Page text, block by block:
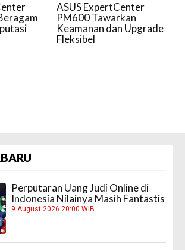
ASUS ExpertCenter
PM600 Tawarkan
Keamanan dan Upgrade
Fleksibel
Perputaran Uang Judi Online di
Indonesia Nilainya Masih Fantastis
9 August 2026 20:00 WIB